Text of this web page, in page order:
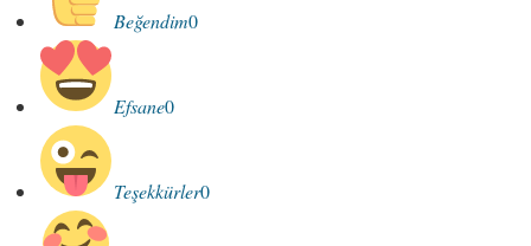
Beğendim0
Efsane0
Teşekkürler0